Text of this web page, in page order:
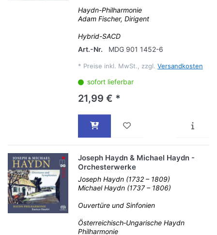
Haydn-Philharmonie
Adam Fischer, Dirigent
Hybrid-SACD
Art.-Nr.
MDG 901 1452-6
* Preise inkl. MwSt., zzgl. Versandkosten
sofort lieferbar
21,99 € *
Joseph Haydn & Michael Haydn -
Orchesterwerke
Joseph Haydn (1732 – 1809)
Michael Haydn (1737 – 1806)
Ouvertüre und Sinfonien
Österreichisch‐Ungarische Haydn
Philharmonie